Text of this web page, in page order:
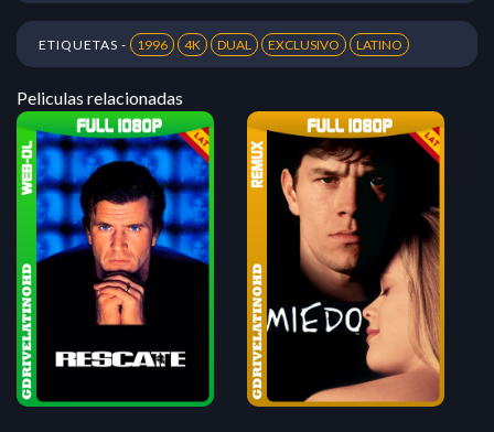
ETIQUETAS - 1996 4K DUAL EXCLUSIVO LATINO
Peliculas relacionadas